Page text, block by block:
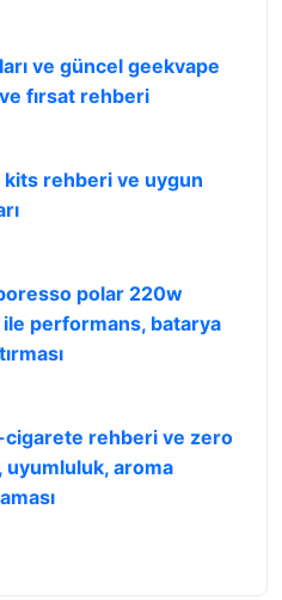
ve güncel geekvape
fırsat rehberi
kits rehberi ve uygun
polar 220w
performans, batarya
cigarete rehberi ve zero
aroma